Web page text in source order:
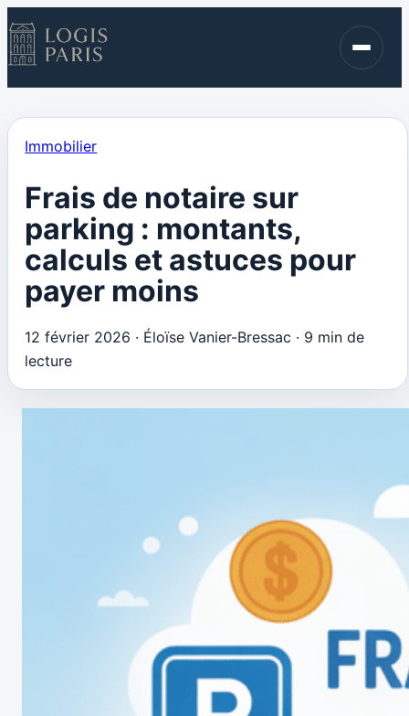
Immobilier
Contact
Immobilier
Frais de notaire sur
parking : montants,
calculs et astuces pour
payer moins
12 février 2026 · Éloïse Vanier-Bressac · 9 min de
lecture